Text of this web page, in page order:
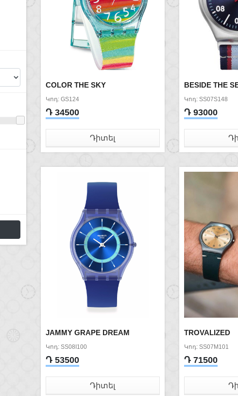
COLOR THE SKY
Կոդ: GS124
Դ 34500
Դիտել
BESIDE THE
Կոդ: SS07S148
Դ 93000
JAMMY GRAPE DREAM
Կոդ: SS08I100
Դ 53500
Դիտել
TROVALIZED
Կոդ: SS07M101
Դ 71500